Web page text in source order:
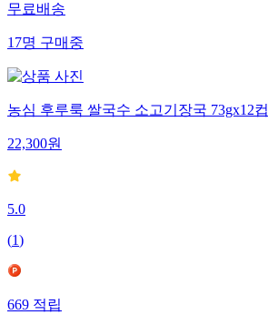
무료배송
17명 구매중
농심 후루룩 쌀국수 소고기장국 73gx12컵
22,300원
5.0
(1)
669 적립